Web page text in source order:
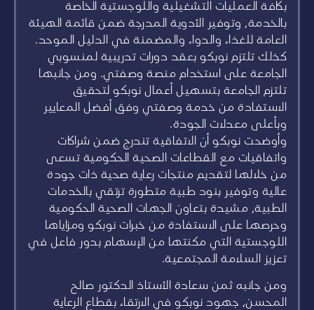
بكافة العمليات التشغيلية واللوجستية الخاصة
بالخدمة، وتوفير الأدوية المدرجة ضمن قائمة الهيئة
العامة للغذاء والدواء والمضمنة في الدليل الموحد.
كذلك تلتزم نوبكو بعقد دورات تدريبية لمنسوبي
الجامعة على استخدام منصة وصفتي. ومن جانبها
تلتزم الجامعة بتسهيل أعمال نوبكو لتحقيق
الاستفادة من خدمة وصفتي وفق أفضل المعايير
وبأعلى معدلات الجودة.
وأوضحت نوبكو أن الاتفاقية تندرج ضمن شراكات
واتفاقيات مع القطاعات الصحية الحكومية تسعى
من خلالها لتقديم منتجات رعاية صحية ذات جودة
عالية وتوفير بنود طبية متطورة ترتقي بالخدمات
الطبية، مشيدة بتعاون الجهات الصحية الحكومية
وحرصها على الاستفادة من خبرات نوبكو ومزاياها
اللوجستية التي مكنتها من الإسهام بدور فاعل في
تعزيز السلامة المجتمعية.
ومن جانبه ثمن سعادة الأستاذ الدكتور صالح
المحسن، جهود نوبكو في الارتقاء بقطاع الرعاية